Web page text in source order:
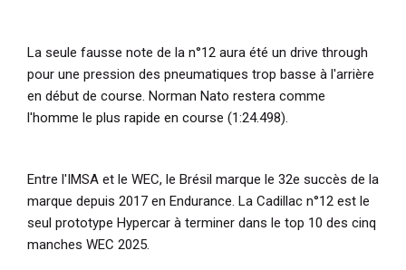
La seule fausse note de la n°12 aura été un drive through
pour une pression des pneumatiques trop basse à l'arrière
en début de course. Norman Nato restera comme
l'homme le plus rapide en course (1:24.498).
Entre l'IMSA et le WEC, le Brésil marque le 32e succès de la
marque depuis 2017 en Endurance. La Cadillac n°12 est le
seul prototype Hypercar à terminer dans le top 10 des cinq
manches WEC 2025.